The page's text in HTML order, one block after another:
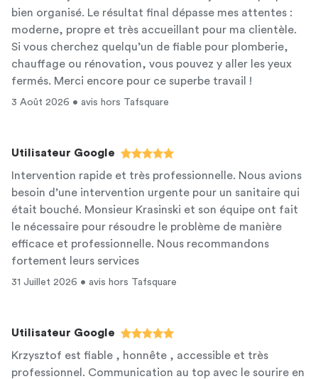
bien organisé. Le résultat final dépasse mes attentes :
moderne, propre et très accueillant pour ma clientèle.
Si vous cherchez quelqu’un de fiable pour plomberie,
chauffage ou rénovation, vous pouvez y aller les yeux
fermés. Merci encore pour ce superbe travail !
3 Août 2026 • avis hors Tafsquare
Utilisateur Google
Intervention rapide et très professionnelle. Nous avions
besoin d’une intervention urgente pour un sanitaire qui
était bouché. Monsieur Krasinski et son équipe ont fait
le nécessaire pour résoudre le problème de manière
efficace et professionnelle. Nous recommandons
fortement leurs services
31 Juillet 2026 • avis hors Tafsquare
Utilisateur Google
Krzysztof est fiable , honnête , accessible et très
professionnel. Communication au top avec le sourire en